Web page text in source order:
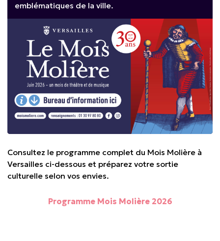
emblématiques de la ville.
Consultez le programme complet du Mois Molière à
Versailles ci-dessous et préparez votre sortie
culturelle selon vos envies.
Programme Mois Molière 2026